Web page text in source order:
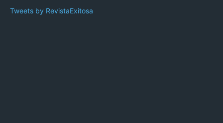
Tweets by RevistaExitosa